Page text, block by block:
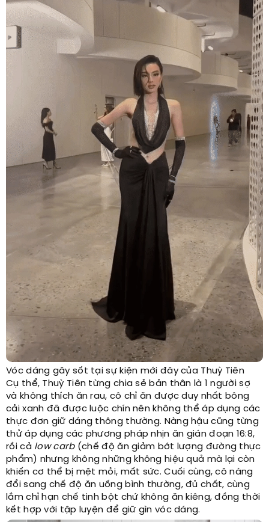
Vóc dáng gây sốt tại sự kiện mới đây của Thuỳ Tiên
Cụ thể, Thuỳ Tiên từng chia sẻ bản thân là 1 người sợ
và không thích ăn rau, cô chỉ ăn được duy nhất bông
cải xanh đã được luộc chín nên không thể áp dụng các
thực đơn giữ dáng thông thường. Nàng hậu cũng từng
thử áp dụng các phương pháp nhịn ăn gián đoạn 16:8,
rồi cả low carb(chế độ ăn giảm bớt lượng đường thực
phẩm) nhưng không những không hiệu quả mà lại còn
khiến cơ thể bị mệt mỏi, mất sức. Cuối cùng, cô nàng
đổi sang chế độ ăn uống bình thường, đủ chất, cùng
lắm chỉ hạn chế tinh bột chứ không ăn kiêng, đồng thời
kết hợp với tập luyện để giữ gìn vóc dáng.